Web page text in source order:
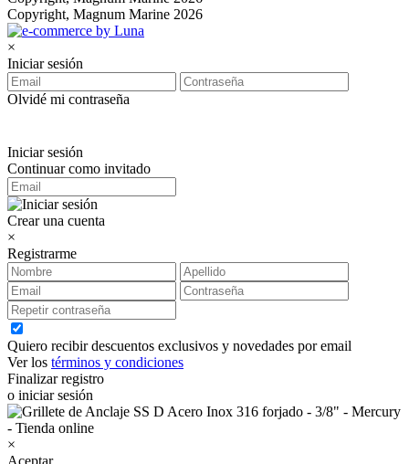
Copyright, Magnum Marine 2026
×
Iniciar sesión
Olvidé mi contraseña
Iniciar sesión
Continuar como invitado
Crear una cuenta
×
Registrarme
Quiero recibir descuentos exclusivos y novedades por email
Ver los términos y condiciones
Finalizar registro
o iniciar sesión
×
Aceptar